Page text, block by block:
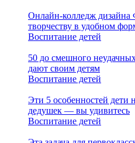
Онлайн-колледж дизайна
творчеству в удобном
Воспитание детей
50 до смешного
дают своим детям
Воспитание детей
Эти 5 особенностей дети
дедушек — вы удивитесь
Воспитание детей